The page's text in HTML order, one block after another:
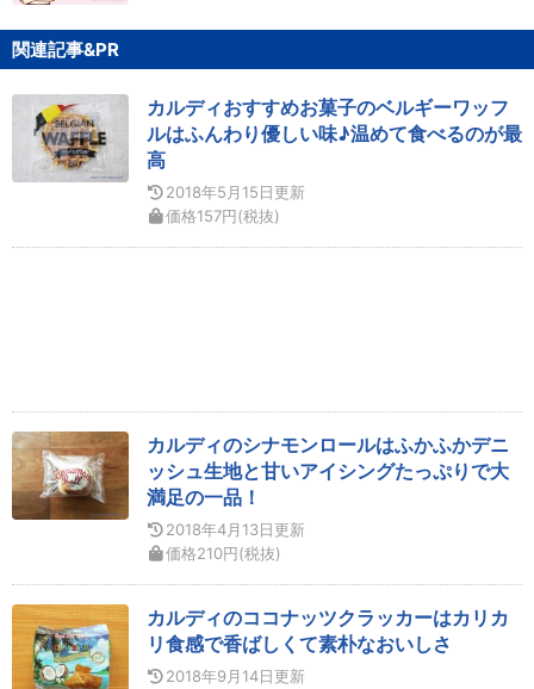
関連記事&PR
カルディおすすめお菓子のベルギーワッフ
ルはふんわり優しい味♪温めて食べるのが最
高
2018年5月15日更新
価格157円(税抜)
カルディのシナモンロールはふかふかデニ
ッシュ生地と甘いアイシングたっぷりで大
満足の一品！
2018年4月13日更新
価格210円(税抜)
カルディのココナッツクラッカーはカリカ
リ食感で香ばしくて素朴なおいしさ
2018年9月14日更新